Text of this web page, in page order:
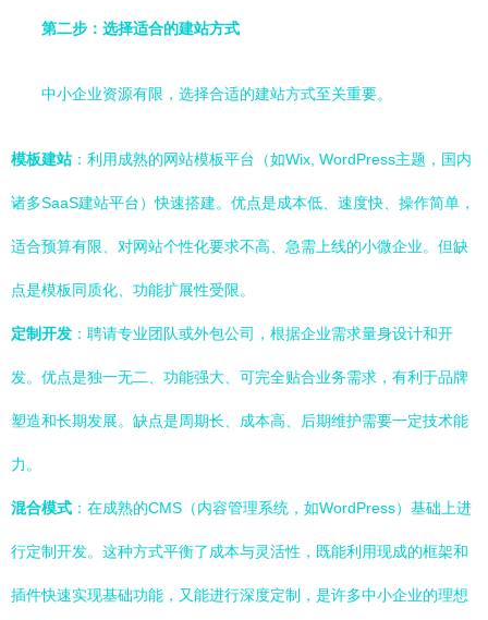
第二步：选择适合的建站方式
中小企业资源有限，选择合适的建站方式至关重要。
模板建站：利用成熟的网站模板平台（如Wix, WordPress主题，国内
诸多SaaS建站平台）快速搭建。优点是成本低、速度快、操作简单，
适合预算有限、对网站个性化要求不高、急需上线的小微企业。但缺
点是模板同质化、功能扩展性受限。
定制开发 ：聘请专业团队或外包公司，根据企业需求量身设计和开
发。优点是独一无二、功能强大、可完全贴合业务需求，有利于品牌
塑造和长期发展。缺点是周期长、成本高、后期维护需要一定技术能
力。
混合模式 ：在成熟的CMS（内容管理系统，如WordPress）基础上进
行定制开发。这种方式平衡了成本与灵活性，既能利用现成的框架和
插件快速实现基础功能，又能进行深度定制，是许多中小企业的理想